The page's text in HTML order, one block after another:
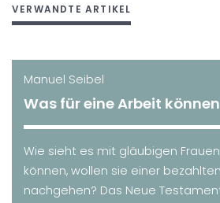
VERWANDTE ARTIKEL
Manuel Seibel
Was für eine Arbeit
Wie sieht es mit gläubigen
können, wollen sie einer
nachgehen? Das Neue